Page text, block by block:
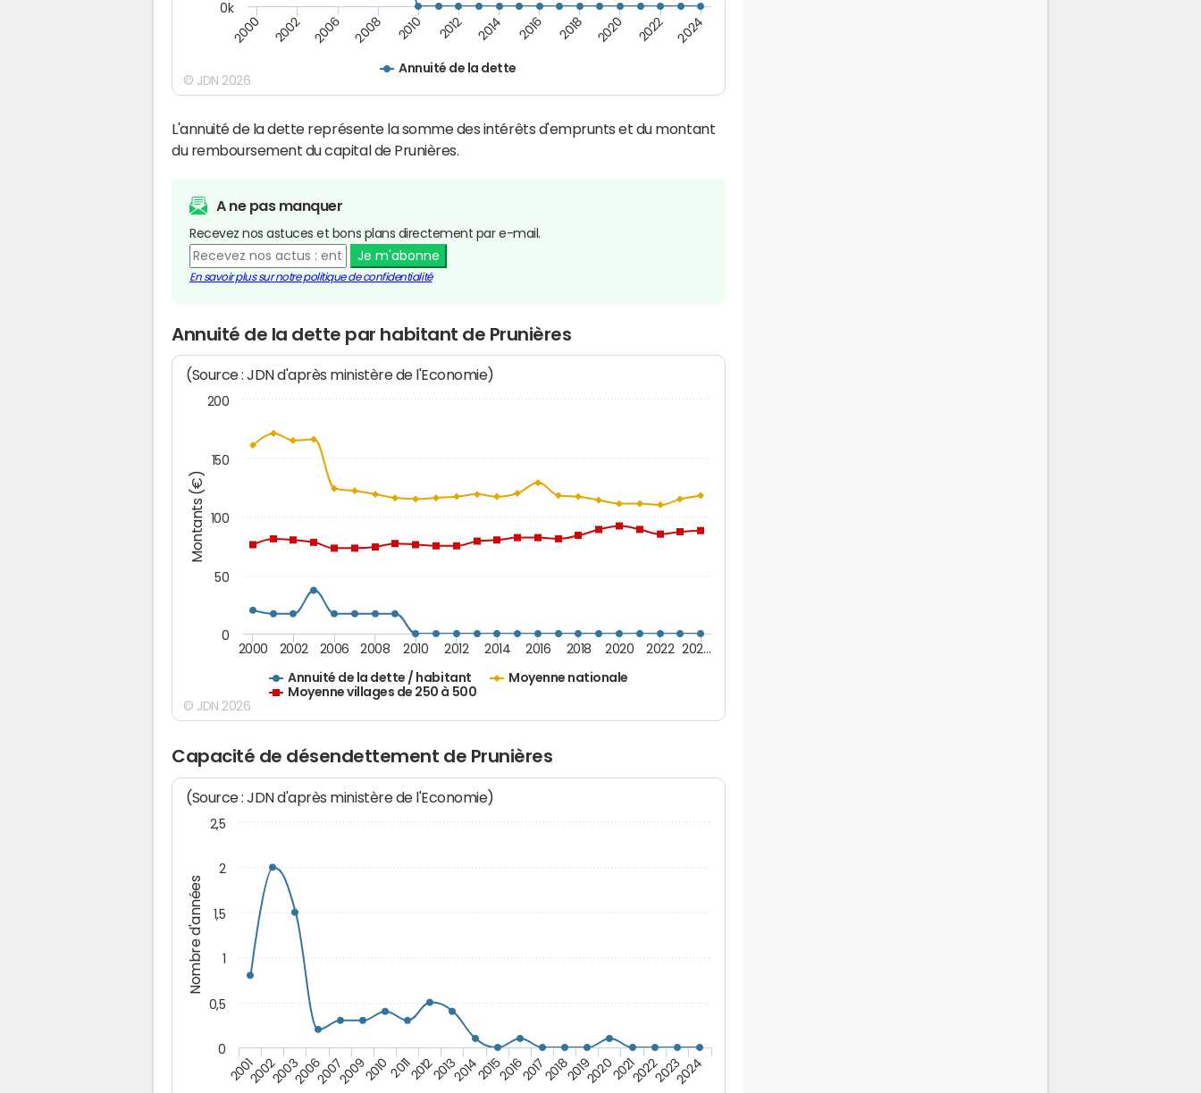
Annuité de la dette
2000 2002 2006 2008 2010 2012 2014 2016 2018 2020 2022 2024
0k
© JDN 2026
L'annuité de la dette représente la somme des intérêts d'emprunts et du montant
du remboursement du capital de Prunières.
A ne pas manquer
Recevez nos astuces et bons plans directement par e-mail.
Je m'abonne
En savoir plus sur notre politique de confidentialité
Annuité de la dette par habitant de Prunières
Montants (€)
(Source : JDN d'après ministère de l'Economie)
Annuité de la dette / habitant
Moyenne nationale
Moyenne villages de 250 à 500
2000 2002 2006 2008 2010 2012 2014 2016 2018 2020 2022 202…
0
50
100
150
200
© JDN 2026
Capacité de désendettement de Prunières
Nombre d'années
(Source : JDN d'après ministère de l'Economie)
200120022003200620072009201020112012201320142015201620172018201920202021202220232024
0
0,5
1
1,5
2
2,5